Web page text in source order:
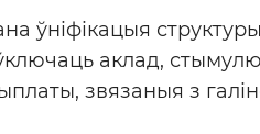
ўніфікацыя
аклад,
звязаныя з